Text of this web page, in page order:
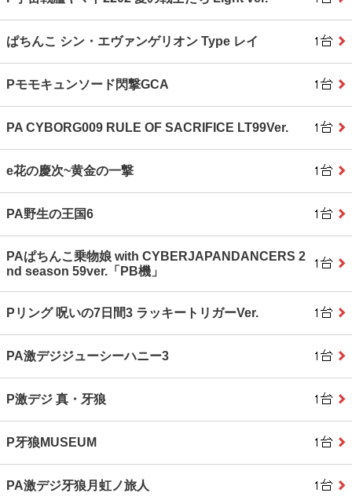
ぱちんこ シン・エヴァンゲリオン Type レイ
Pモモキュンソード閃撃GCA
PA CYBORG009 RULE OF SACRIFICE LT99Ver.
e花の慶次~黄金の一撃
PA野生の王国6
PAぱちんこ乗物娘 with CYBERJAPANDANCERS 2
nd season 59ver.「PB機」
Pリング 呪いの7日間3 ラッキートリガーVer.
PA激デジジューシーハニー3
P激デジ 真・牙狼
P牙狼MUSEUM
PA激デジ牙狼月虹ノ旅人